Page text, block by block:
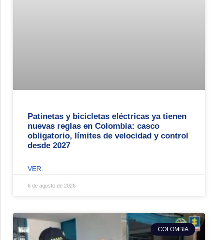
Patinetas y bicicletas eléctricas ya tienen
nuevas reglas en Colombia: casco
obligatorio, límites de velocidad y control
desde 2027
VER.
6 de agosto de 2026
COLOMBIA